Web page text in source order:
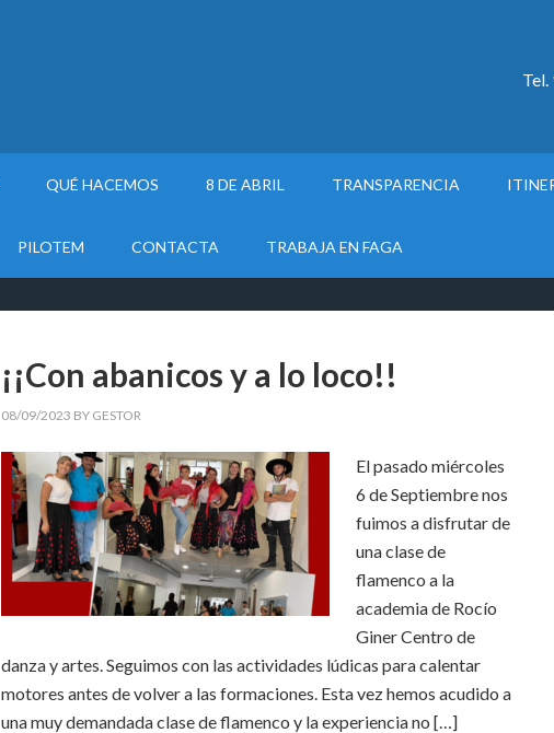
QUÉ HACEMOS 8 DE ABRIL TRANSPARENCIA
PILOTEM CONTACTA TRABAJA EN FAGA
¡¡Con abanicos y a lo loco!!
08/09/2023 BY GESTOR
El pasado miércoles
6 de Septiembre nos
fuimos a disfrutar de
una clase de
flamenco a la
academia de Rocío
Giner Centro de
danza y artes. Seguimos con las actividades lúdicas para calentar
motores antes de volver a las formaciones. Esta vez hemos acudido a
una muy demandada clase de flamenco y la experiencia no […]